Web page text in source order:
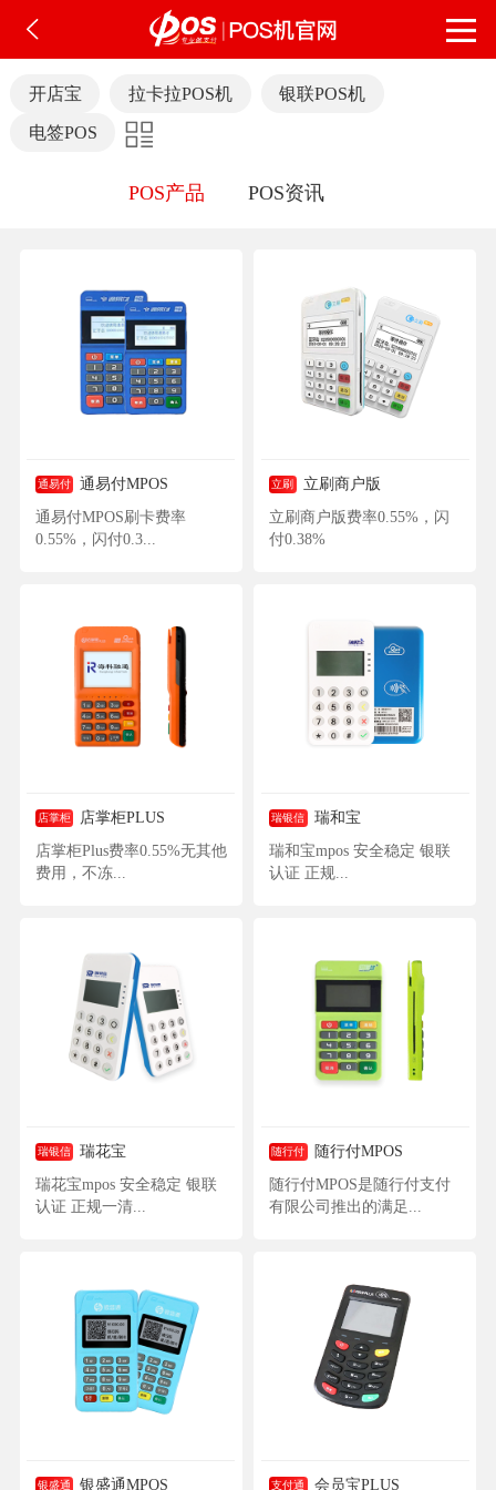
开店宝 拉卡拉POS机 银联POS机
电签POS
POS产品 POS资讯
通易付
通易付MPOS
通易付MPOS刷卡费率
0.55%，闪付0.3...
立刷
立刷商户版
立刷商户版费率0.55%，闪
付0.38%
店掌柜
店掌柜PLUS
店掌柜Plus费率0.55%无其他
费用，不冻...
瑞银信
瑞和宝
瑞和宝mpos 安全稳定 银联
认证 正规...
瑞银信
瑞花宝
瑞花宝mpos 安全稳定 银联
认证 正规一清...
随行付
随行付MPOS
随行付MPOS是随行付支付
有限公司推出的满足...
银盛通 银盛通MPOS 支付通 会员宝PLUS